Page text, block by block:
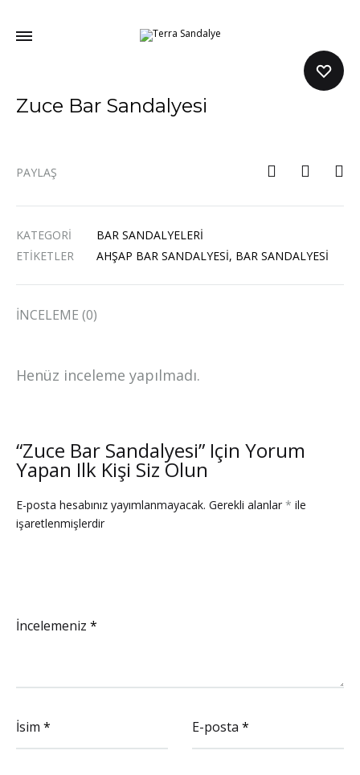
Yolu
Ofis
Oyuncu
Koltuğu…
Zuce Bar Sandalyesi
PAYLAŞ
KATEGORI
BAR SANDALYELERI
ETIKETLER
AHŞAP BAR SANDALYESI, BAR SANDALYESI
İNCELEME (0)
Henüz inceleme yapılmadı.
“Zuce Bar Sandalyesi” Için Yorum
Yapan Ilk Kişi Siz Olun
E-posta hesabınız yayımlanmayacak. Gerekli alanlar * ile
işaretlenmişlerdir
İncelemeniz *
İsim * E-posta *